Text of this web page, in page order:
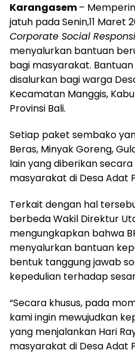
Karangasem–
jatuh pada Senin,11 Maret
Corporate Social
menyalurkan bantuan
bagi masyarakat.
disalurkan bagi warga
Kecamatan Manggis,
Provinsi Bali.
Setiap paket sembako
Beras, Minyak Goreng,
lain yang diberikan
masyarakat di Desa Adat
Terkait dengan hal
berbeda Wakil Direktur
mengungkapkan bahwa
menyalurkan bantuan
bentuk tanggung jawab
kepedulian terhadap
“Secara khusus, pada
kami ingin mewujudkan
yang menjalankan Hari
masyarakat di Desa Adat